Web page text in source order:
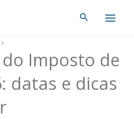
Pesquisar
›
Imposto de
datas e dicas